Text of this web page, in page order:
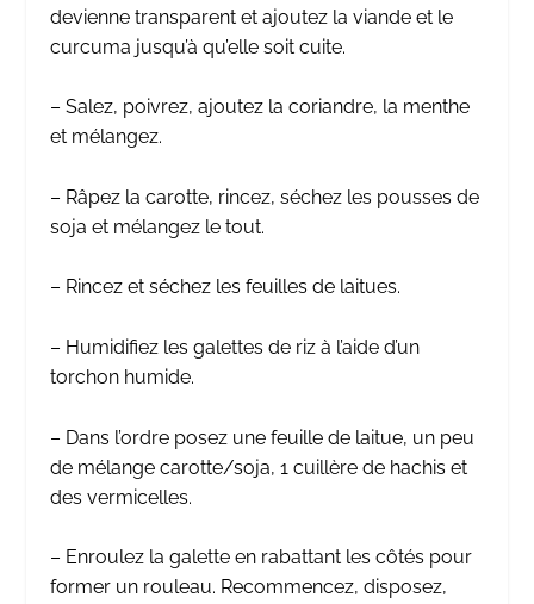
devienne transparent et ajoutez la viande et le
curcuma jusqu’à qu’elle soit cuite.
– Salez, poivrez, ajoutez la coriandre, la menthe
et mélangez.
– Râpez la carotte, rincez, séchez les pousses de
soja et mélangez le tout.
– Rincez et séchez les feuilles de laitues.
– Humidifiez les galettes de riz à l’aide d’un
torchon humide.
– Dans l’ordre posez une feuille de laitue, un peu
de mélange carotte/soja, 1 cuillère de hachis et
des vermicelles.
– Enroulez la galette en rabattant les côtés pour
former un rouleau. Recommencez, disposez,